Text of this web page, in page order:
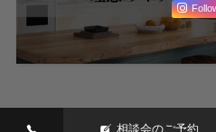
相談会のご予約